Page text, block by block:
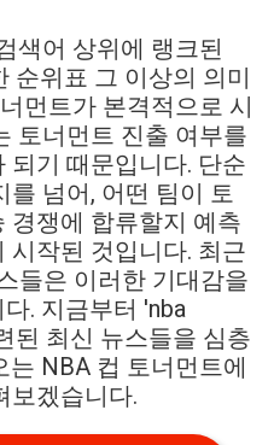
to "be themselves" away
데이비스 감독은 원정 경기
것이 중요하다고 강조했습니
색어 상위에 랭크된
순위표 그 이상의 의미
먼트가 본격적으로 시
토너먼트 진출 여부를
되기 때문입니다. 단순
를 넘어, 어떤 팀이 토
경쟁에 합류할지 예측
시작된 것입니다. 최근
들은 이러한 기대감을
. 지금부터 'nba
된 최신 뉴스들을 심층
NBA 컵 토너먼트에
보겠습니다.